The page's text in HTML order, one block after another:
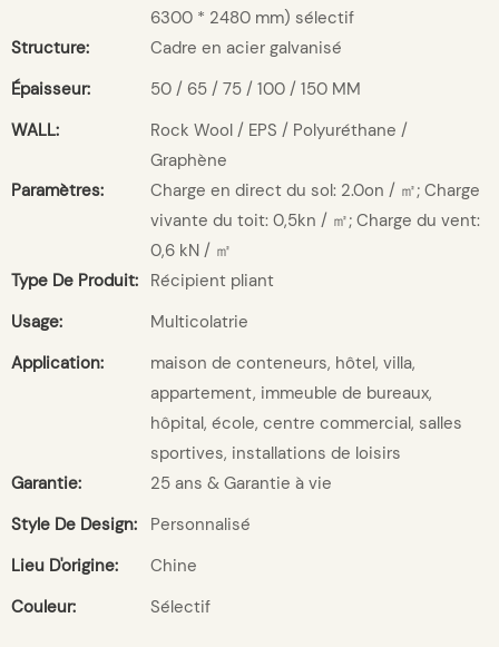
6300 * 2480 mm) sélectif
Structure:
Cadre en acier galvanisé
Épaisseur:
50 / 65 / 75 / 100 / 150 MM
WALL:
Rock Wool / EPS / Polyuréthane /
Graphène
Paramètres:
Charge en direct du sol: 2.0on / ㎡; Charge
vivante du toit: 0,5kn / ㎡; Charge du vent:
0,6 kN / ㎡
Type De Produit: Récipient pliant
Usage:
Multicolatrie
Application:
maison de conteneurs, hôtel, villa,
appartement, immeuble de bureaux,
hôpital, école, centre commercial, salles
sportives, installations de loisirs
Garantie:
25 ans & Garantie à vie
Style De Design:
Personnalisé
Lieu D'origine:
Chine
Couleur:
Sélectif